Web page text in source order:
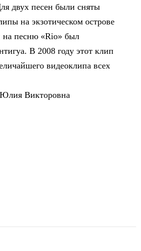
двух песен были сняты
на экзотическом острове
песню «Rio» был
В 2008 году этот клип
видеоклипа всех
Викторовна